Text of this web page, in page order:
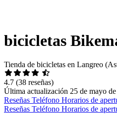
bicicletas
Tienda de bicicletas en Langreo
4.7 (38 reseñas)
Última actualización 25 de mayo
Reseñas Teléfono Horarios de
Reseñas Teléfono Horarios de